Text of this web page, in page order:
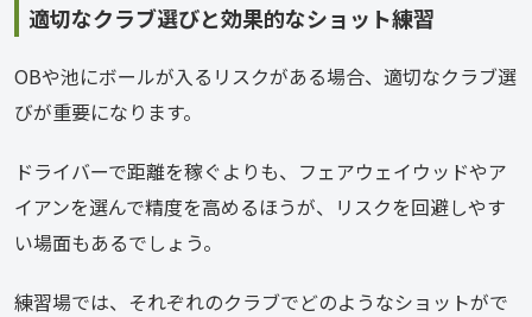
適切なクラブ選びと効果的なショット練習
OBや池にボールが入るリスクがある場合、適切なクラブ選
びが重要になります。
ドライバーで距離を稼ぐよりも、フェアウェイウッドやア
イアンを選んで精度を高めるほうが、リスクを回避しやす
い場面もあるでしょう。
練習場では、それぞれのクラブでどのようなショットがで